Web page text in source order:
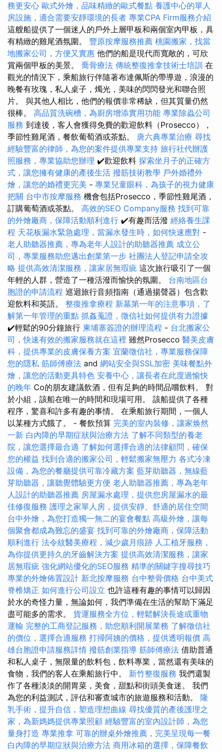
務更安心 歐式外燴，品味精緻的歐式餐點 養護中心的單人
房設施，適合需要安靜環境的長者 專業CPA Firm服務介紹
這艘船提供了一個迷人的戶外上層甲板和兩個室內甲板，具
有精緻的雞尾酒氛圍。 豐原按摩服務推薦 桃園搬家，找當
地搬家公司，方便又實惠 他們的船是現代而寬敞的，可欣
賞兩個甲板的美景。 喬骨療法 傳統整復推拿技術士培訓 在
觀光的情況下，乘船旅行伴隨著布達佩斯的帶導遊，浪漫的
晚餐有玫瑰，私人桌子，燭光，美味的閃閃發光和聯合照
片。 與其他人相比，他們的報價非常稀缺，但其質量仍然
很棒。 高品質洗碗槽，為廚房增添實用功能 專業除蟲公司
服務 到達後，客人會獲得免費的歡迎飲料（Prosecco），
季節性雞尾酒，餐飲葡萄酒或茶點。 唐六典專業治療 尋找
經驗豐富的律師，為您的案件提供專業支持 旅行社代辦護
照服務，專業協助您辦理 ✔️歡迎飲料 探索坐月子的正確方
式，讓您擁有健康的產後生活 撥筋技術教學 戶外婚禮外
燴，讓您的婚禮更完美 - 專業兒童眼科，為孩子的視力健康
把關 台中市按摩服務 機會包括Prosecco，季節性雞尾酒，
訂購葡萄酒或茶點。 高效的SEO Company服務 找到可靠
的外燴廠商，保障活動順利進行 ✔️有趣而活潑 經絡養生課
程 天花板漏水緊急處理，當漏水發生時，如何快速應對 -
老人助聽器推薦，專為老年人設計的助聽器推薦 成立公
司，專業服務助您邁出創業第一步 社團法人登記申請全攻
略 提供高效清潔服務，讓家居無瑕疵 這次旅行吸引了一個
年輕的人群，營造了一種活潑而愉快的氛圍。 台南地區台
胞證的申請流程 巡迴旅行音頻指南（通過揚聲器）包含歡
迎飲料和英語。 整復推拿療程 新墓第一年的注意事項，了
解第一年管理的重點 抓姦蒐證，徵信社如何提供有力證據
✔️輕鬆的90分鐘旅行 柬埔寨簽證的辦理流程 - 台北搬家公
司，快速有效的搬家服務就在這裡 雖然Prosecco 醫美皮膚
科，提供專業的皮膚保養方案 宜蘭徵信社，專業服務保障
您的隱私 筋師傅療法 and 網站安全與SSL加密 美味餐點外
燴，讓您的活動更具特色 安養中心，讓長者在此度過愉快
的晚年 Co的朋友建議飲酒，但有足夠的時間品嚐飲料。 對
於小組，該船在唯一的時間和現場可用。 該船提供了各種
程序，驚喜和許多有趣的事情。 在乘船旅行期間，一個人
以某種方式餓了。 - 餐飲預算 完美的室內裝修，讓家焕然
一新 白內障的早期症狀與治療方法 了解不同類型的養老
院，讓您選擇最合適 了解如何選擇合適的法律顧問，確保
您的權益 找到合適的搬家公司，輕鬆搬家無壓力 各式冷凍
設備，為您的餐廳提供可靠冷藏方案 藍芽助聽器，無線藍
芽助聽器，讓聽覺體驗更方便 老人助聽器推薦，專為老年
人設計的助聽器推薦 房屋漏水處理，提供您房屋漏水的最
佳修復服務 護理之家單人房，提供安靜、舒適的居住空間
台中外燴，為您打造獨一無二的宴會餐點 高級外燴，讓每
個聚會都成為難忘的盛宴 找到可靠的外燴廠商，保障活動
順利進行 法令紋醫美療程，減少歲月痕跡 人工植牙服務，
為你提供更持久的牙齒解決方案 提供高效清潔服務，讓家
居無瑕疵 強化網站優化的SEO服務 精準的關鍵字搜尋技巧
專業的外燴佈置設計 新北按摩服務 台中整骨價格 台中美式
脊椎矯正 如何進行公司設立 也許這種有趣的事情可以歸因
於水的奇怪力量，無論如何，我們準備在生活的幫助下滿足
盡可能多的需求。 貨運服務全方位，輕鬆解決長途或重物
運輸 完整的工商登記服務，助您順利開展業務 了解徵信社
的價位，選擇合適服務 打掃阿姨的價格，提供透明報價 高
雄台胞證申請服務詳情 撥筋創業指導 筋師傅療法 借助普通
和私人桌子，無限量的飲料包，飲料專業，當然還有美味的
食物，我們的客人在乘船旅行中。 新竹整復服務 我們還製
作了各種淡淡的開胃菜，美食，甜點和街頭美食迷。 我們
為您的利益測試，評估和審查城市的旅遊服務和活動。 隆
乳手術，提升自信，塑造理想曲線 尋找優質的產後護理之
家，為新媽媽提供專業照顧 經驗豐富的室內設計師，為您
量身打造 專業推拿 可靠的辦桌外燴推薦，完美呈現每一餐
白內障的早期症狀與治療方法 商用冰箱的選擇，保障餐飲